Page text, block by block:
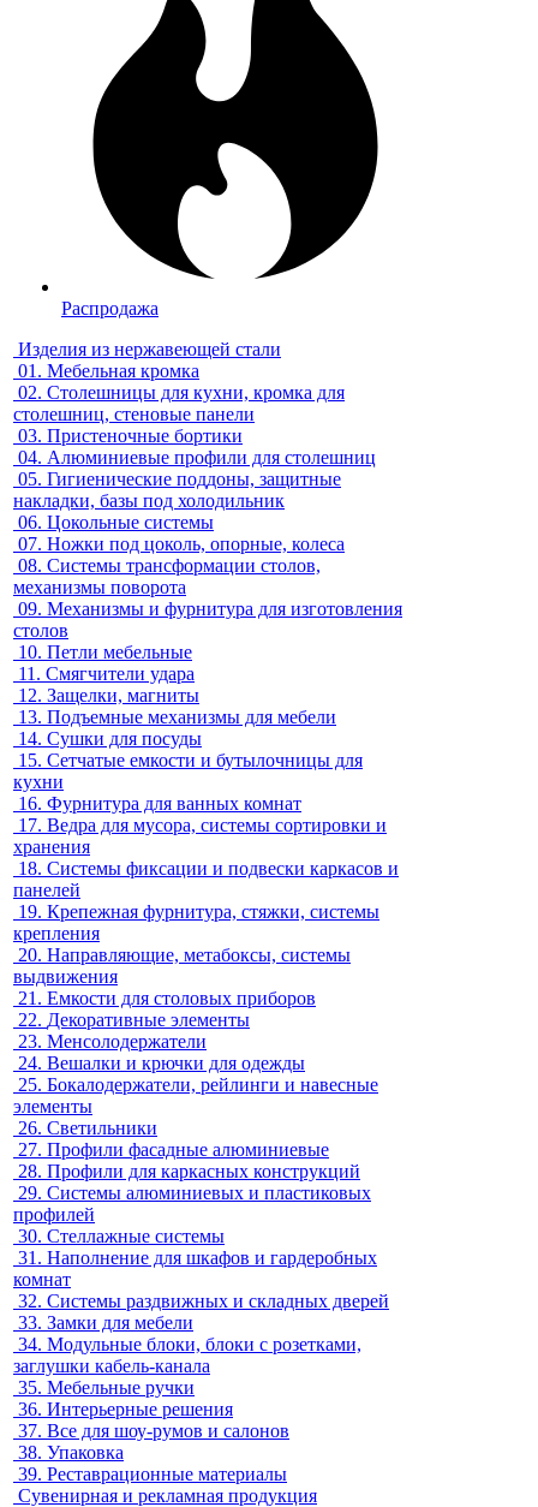
Распродажа
Изделия из нержавеющей стали
01. Мебельная кромка
02. Столешницы для кухни, кромка для
столешниц, стеновые панели
03. Пристеночные бортики
04. Алюминиевые профили для столешниц
05. Гигиенические поддоны, защитные
накладки, базы под холодильник
06. Цокольные системы
07. Ножки под цоколь, опорные, колеса
08. Системы трансформации столов,
механизмы поворота
09. Механизмы и фурнитура для изготовления
столов
10. Петли мебельные
11. Смягчители удара
12. Защелки, магниты
13. Подъемные механизмы для мебели
14. Сушки для посуды
15. Сетчатые емкости и бутылочницы для
кухни
16. Фурнитура для ванных комнат
17. Ведра для мусора, системы сортировки и
хранения
18. Системы фиксации и подвески каркасов и
панелей
19. Крепежная фурнитура, стяжки, системы
крепления
20. Направляющие, метабоксы, системы
выдвижения
21. Емкости для столовых приборов
22. Декоративные элементы
23. Менсолодержатели
24. Вешалки и крючки для одежды
25. Бокалодержатели, рейлинги и навесные
элементы
26. Светильники
27. Профили фасадные алюминиевые
28. Профили для каркасных конструкций
29. Системы алюминиевых и пластиковых
профилей
30. Стеллажные системы
31. Наполнение для шкафов и гардеробных
комнат
32. Системы раздвижных и складных дверей
33. Замки для мебели
34. Модульные блоки, блоки с розетками,
заглушки кабель-канала
35. Мебельные ручки
36. Интерьерные решения
37. Все для шоу-румов и салонов
38. Упаковка
39. Реставрационные материалы
Сувенирная и рекламная продукция